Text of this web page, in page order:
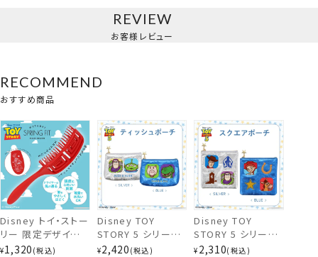
スクエアポーチ
REVIEW
お客様レビュー
RECOMMEND
おすすめ商品
Disney トイ・ストー
リー 限定デザイン
スプリングフィットブ
¥1,320 税込
Disney TOY
STORY 5 シリーズ
ティッシュポーチ ＜
¥2,420 税込
Disney TOY
STORY 5 シリーズ
スクエアポーチ ＜
¥ 2,310 税込